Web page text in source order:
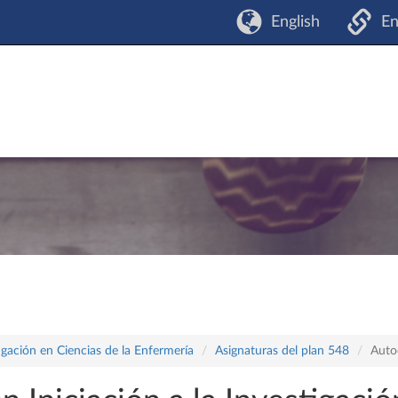
English
en Ciencias de la Enfermería Asignaturas del plan 548